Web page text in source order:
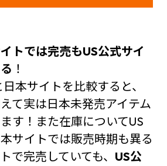
イトでは完売もUS公式サイ
！
本サイトを比較すると、
て実は日本未発売アイテム
す！また在庫についてUS
サイトでは販売時期も異る
で完売していても、 US公